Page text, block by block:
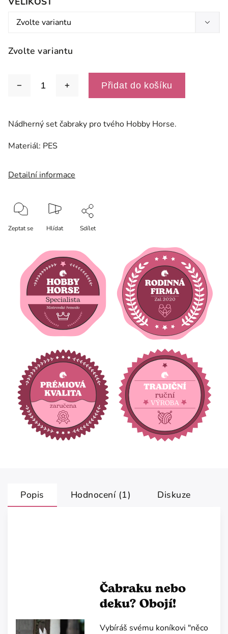
Zvolte variantu
Přidat do košíku
Nádherný set čabraky pro tvého Hobby Horse.
Materiál: PES
Detailní informace
Zeptat se Hlídat Sdílet
Popis Hodnocení (1) Diskuze
Čabraku nebo
deku? Obojí!
Vybíráš svému koníkovi "něco